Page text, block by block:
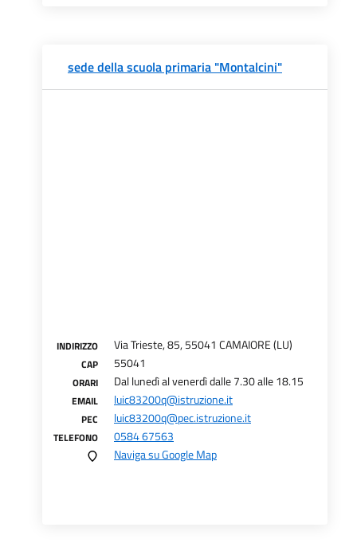
sede della scuola primaria "Montalcini"
INDIRIZZO Via Trieste, 85, 55041 CAMAIORE (LU)
CAP 55041
ORARI Dal lunedì al venerdì dalle 7.30 alle 18.15
EMAIL luic83200q@istruzione.it
PEC luic83200q@pec.istruzione.it
TELEFONO
0584 67563
Naviga su Google Map